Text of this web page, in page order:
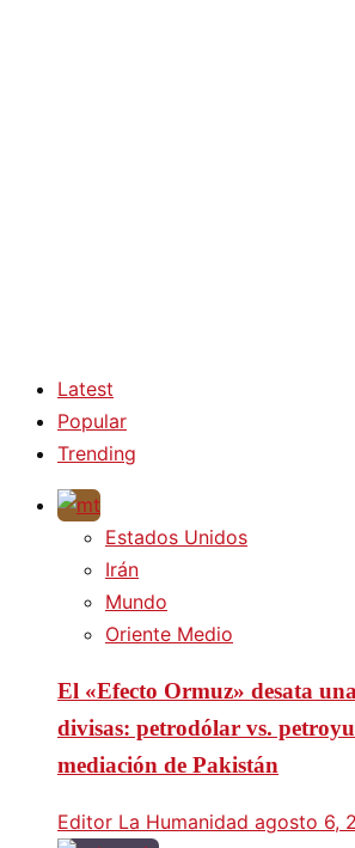
Latest
Popular
Trending
Estados Unidos
Irán
Mundo
Oriente Medio
El «Efecto Ormuz» desata
divisas: petrodólar vs.
mediación de Pakistán
Editor La Humanidad agosto 6,